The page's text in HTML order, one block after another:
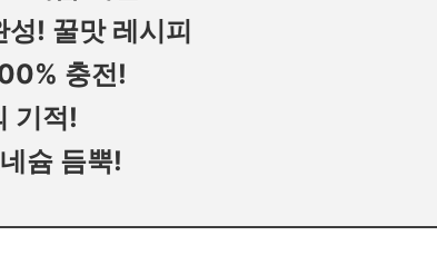
! 꿀맛 레시피
충전!
기적!
슘 듬뿍!